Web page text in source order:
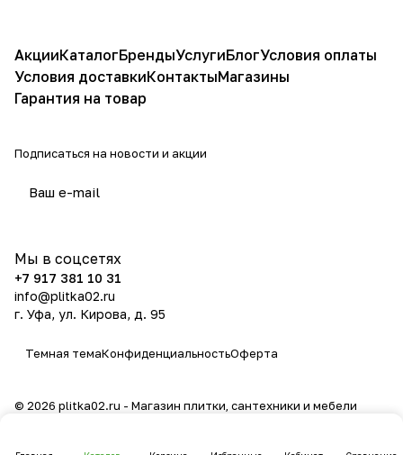
АкцииКаталогБрендыУслугиБлогУсловия оплаты
Условия доставкиКонтактыМагазины
Гарантия на товар
Подписаться на новости и акции
Мы в соцсетях
+7 917 381 10 31
info@plitka02.ru
г. Уфа, ул. Кирова, д. 95
Темная темаКонфиденциальностьОферта
© 2026 plitka02.ru - Магазин плитки, сантехники и мебели